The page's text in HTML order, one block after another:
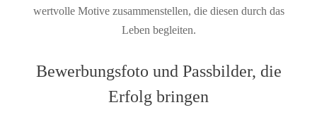
wertvolle Motive zusammenstellen, die diesen durch das
Leben begleiten.
Bewerbungsfoto und Passbilder, die
Erfolg bringen